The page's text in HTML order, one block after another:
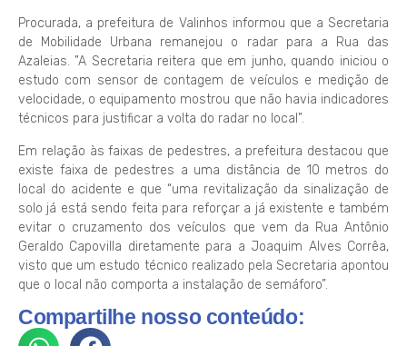
Procurada, a prefeitura de Valinhos informou que a Secretaria
de Mobilidade Urbana remanejou o radar para a Rua das
Azaleias. ”A Secretaria reitera que em junho, quando iniciou o
estudo com sensor de contagem de veículos e medição de
velocidade, o equipamento mostrou que não havia indicadores
técnicos para justificar a volta do radar no local”.
Em relação às faixas de pedestres, a prefeitura destacou que
existe faixa de pedestres a uma distância de 10 metros do
local do acidente e que “uma revitalização da sinalização de
solo já está sendo feita para reforçar a já existente e também
evitar o cruzamento dos veículos que vem da Rua Antônio
Geraldo Capovilla diretamente para a Joaquim Alves Corrêa,
visto que um estudo técnico realizado pela Secretaria apontou
que o local não comporta a instalação de semáforo”.
Compartilhe nosso conteúdo: